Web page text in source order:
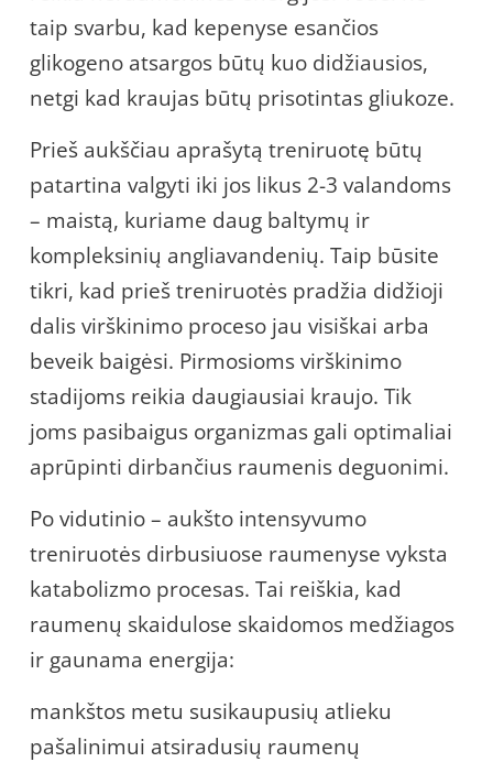
taip svarbu, kad kepenyse esančios
glikogeno atsargos būtų kuo didžiausios,
netgi kad kraujas būtų prisotintas gliukoze.
Prieš aukščiau aprašytą treniruotę būtų
patartina valgyti iki jos likus 2-3 valandoms
– maistą, kuriame daug baltymų ir
kompleksinių angliavandenių. Taip būsite
tikri, kad prieš treniruotės pradžia didžioji
dalis virškinimo proceso jau visiškai arba
beveik baigėsi. Pirmosioms virškinimo
stadijoms reikia daugiausiai kraujo. Tik
joms pasibaigus organizmas gali optimaliai
aprūpinti dirbančius raumenis deguonimi.
Po vidutinio – aukšto intensyvumo
treniruotės dirbusiuose raumenyse vyksta
katabolizmo procesas. Tai reiškia, kad
raumenų skaidulose skaidomos medžiagos
ir gaunama energija:
mankštos metu susikaupusių atlieku
pašalinimui atsiradusių raumenų